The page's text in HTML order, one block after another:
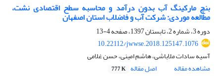
بنچ مارکینگ آب بدون درآمد و محاسبه سطح اقتصادی نشت،
مطالعه موردی: شرکت آب و فاضلاب استان اصفهان
دوره 3، شماره 2، تابستان 1397، صفحه
4-13
10.22112/jwwse.2018.125147.1076
آسیه سادات ملاباشی، هاشم امینی، حسن غلامی
مشاهده مقاله
اصل مقاله 777 K